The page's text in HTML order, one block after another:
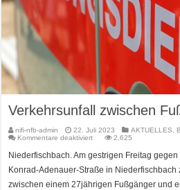
Verkehrsunfall zwischen
nifi-nfb-admin 22. Juli 2023 AKTUELLES
Kommentare deaktiviertfür
zwischen
Fußgänger
und
PKW
2,625
Niederfischbach. Am gestrigen Freitag
Konrad-Adenauer-Straße in Niederfischbach
zwischen einem 27jährigen Fußgänger und